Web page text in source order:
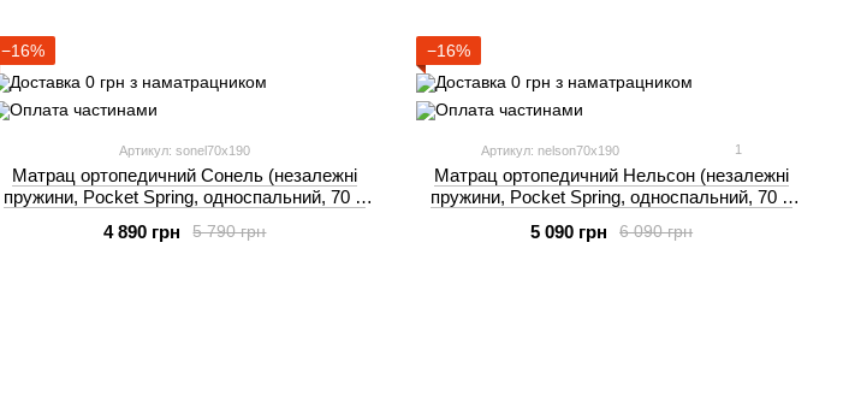
−16%
Артикул: sonel70x190
Матрац ортопедичний Сонель (незалежні
пружини, Pocket Spring, односпальний, 70 ×
5 790 грн
4 890 грн
−16%
Артикул: nelson70x190 1
Матрац ортопедичний Нельсон (незалежні
пружини, Pocket Spring, односпальний, 70 ×
6 090 грн
5 090 грн